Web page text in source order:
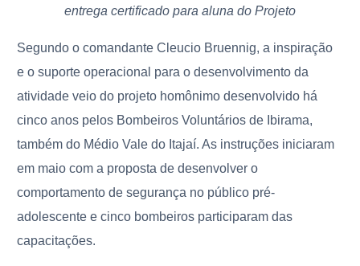
entrega certificado para aluna do Projeto
Segundo o comandante Cleucio Bruennig, a inspiração
e o suporte operacional para o desenvolvimento da
atividade veio do projeto homônimo desenvolvido há
cinco anos pelos Bombeiros Voluntários de Ibirama,
também do Médio Vale do Itajaí. As instruções iniciaram
em maio com a proposta de desenvolver o
comportamento de segurança no público pré-
adolescente e cinco bombeiros participaram das
capacitações.